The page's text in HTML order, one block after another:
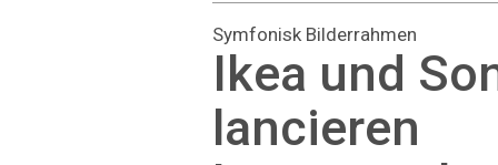
Symfonisk Bilderrahmen
Ikea und
lancieren